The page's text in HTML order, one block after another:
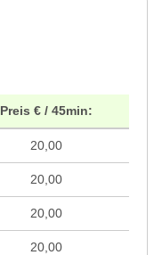
Preis € / 45min:
20,00
20,00
20,00
20,00